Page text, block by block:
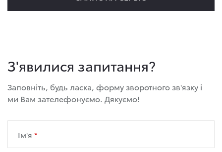
З'явилися запитання?
Заповніть, будь ласка, форму зворотного зв'язку і
ми Вам зателефонуємо. Дякуємо!
Ім'я